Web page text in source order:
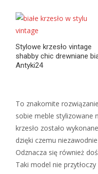
Stylowe krzesło vintage
shabby chic drewniane
Antyki24
To znakomite
sobie meble stylizowane
krzesło zostało
dzięki czemu
Odznacza się również
Taki model nie